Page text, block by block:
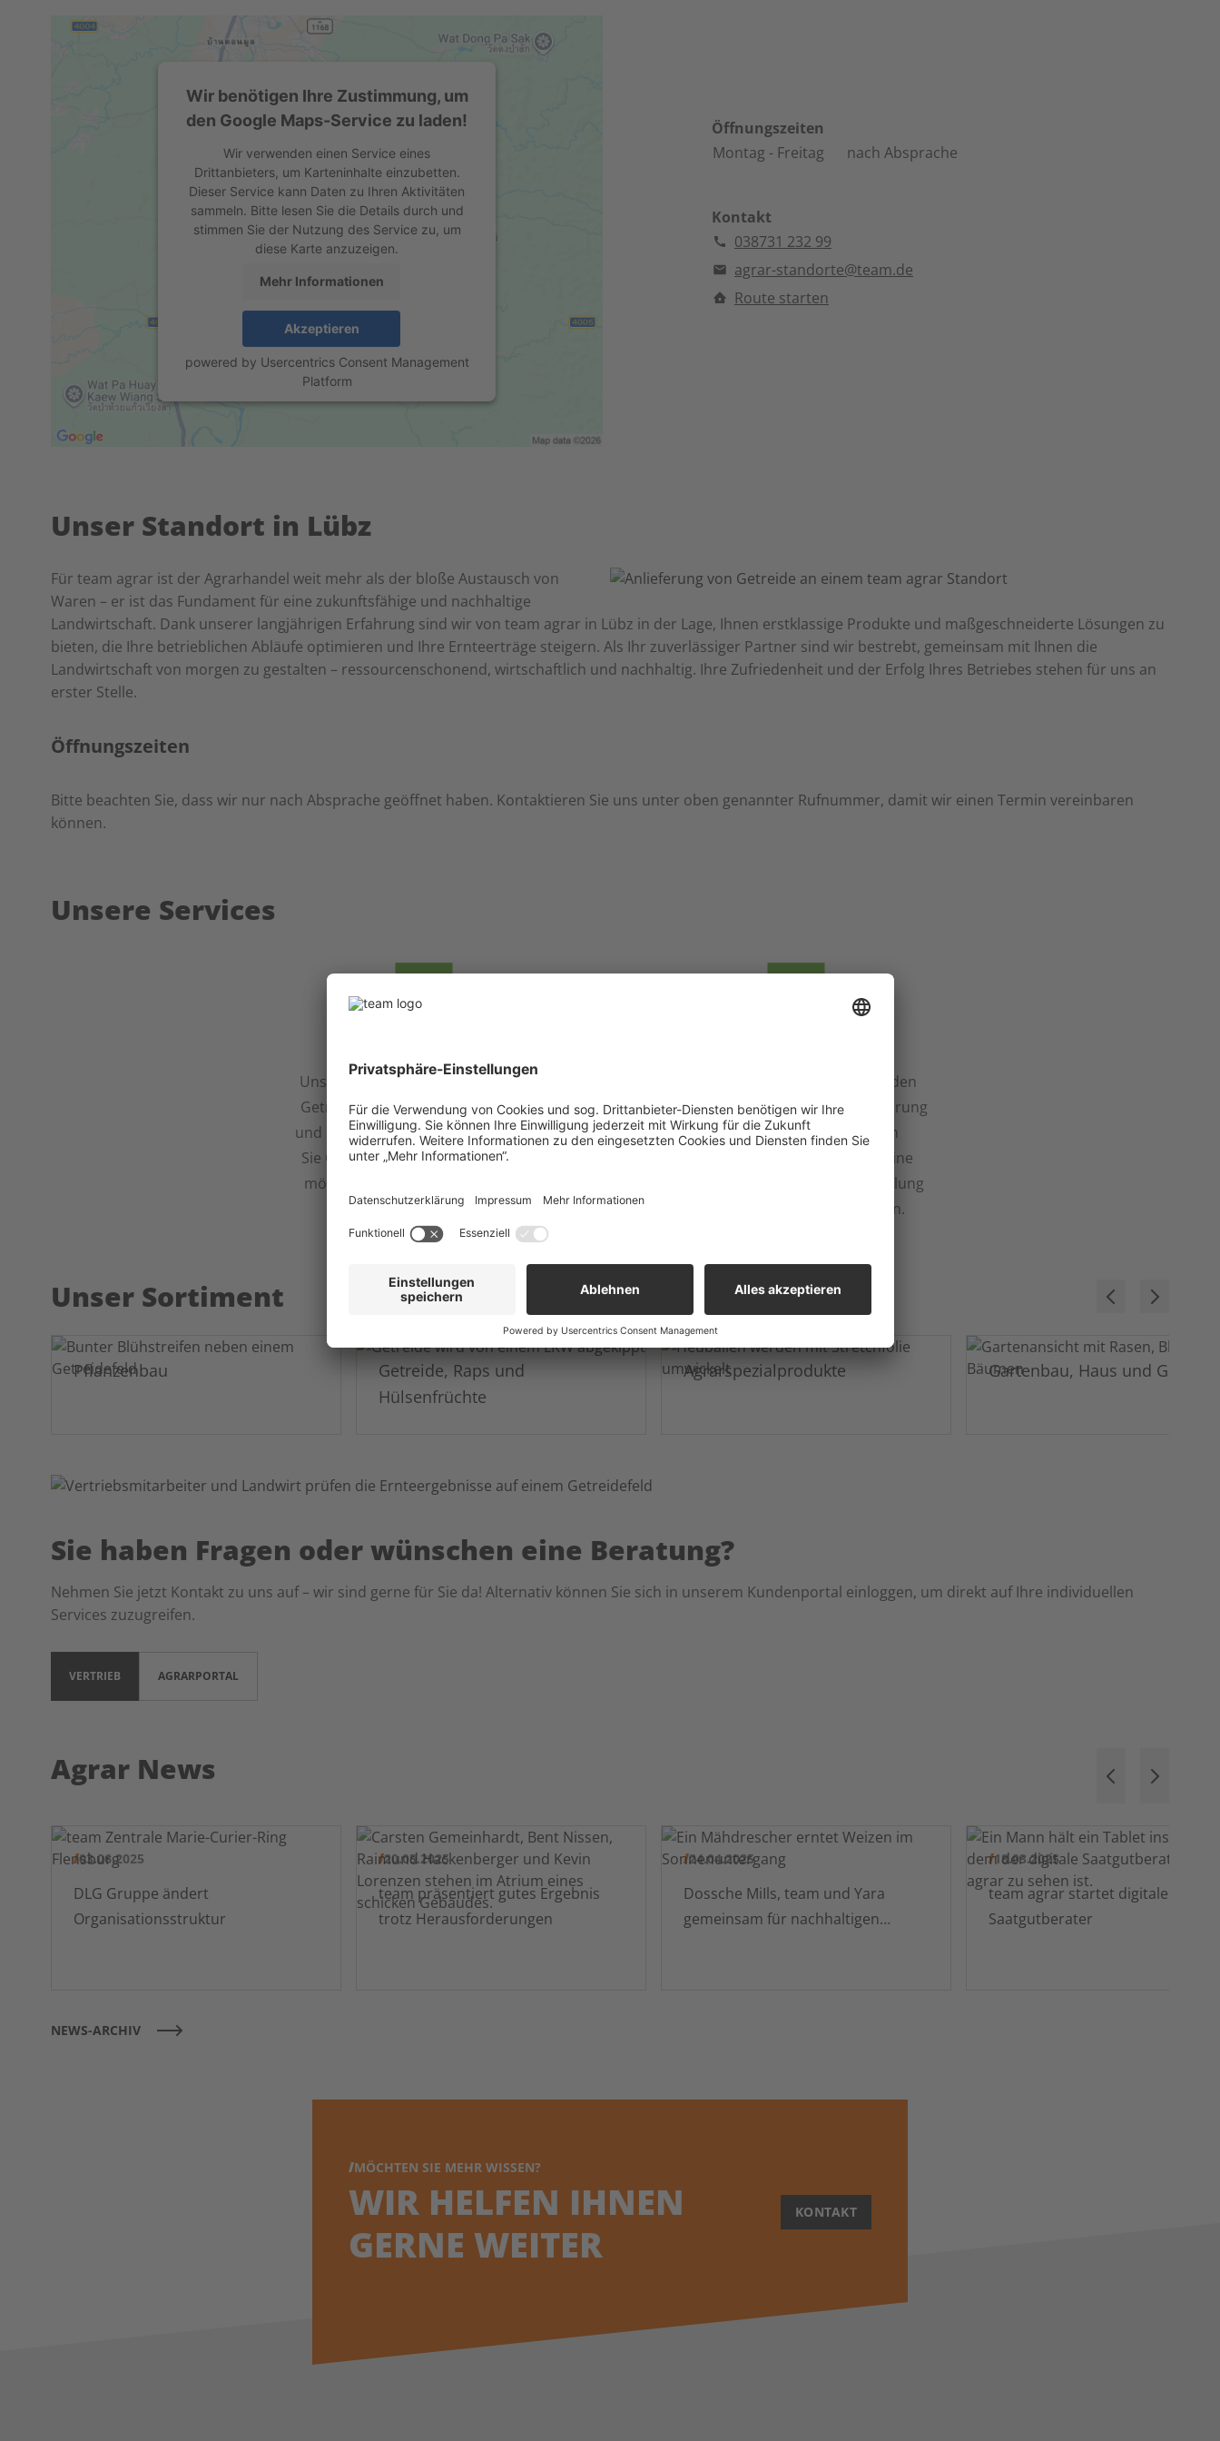
Wir benötigen Ihre Zustimmung, um
den Google Maps-Service zu laden!
Wir verwenden einen Service eines
Drittanbieters, um Karteninhalte einzubetten.
Dieser Service kann Daten zu Ihren Aktivitäten
sammeln. Bitte lesen Sie die Details durch und
stimmen Sie der Nutzung des Service zu, um
diese Karte anzuzeigen.
Mehr Informationen
Akzeptieren
powered by Usercentrics Consent Management
Platform
Öffnungszeiten
Montag - Freitag nach Absprache
Kontakt
038731 232 99
agrar-standorte@team.de
Route starten
Unser Standort in Lübz
Für team agrar ist der Agrarhandel weit mehr als der bloße Austausch von
Waren – er ist das Fundament für eine zukunftsfähige und nachhaltige
Landwirtschaft. Dank unserer langjährigen Erfahrung sind wir von team agrar in Lübz in der Lage, Ihnen erstklassige Produkte und maßgeschneiderte Lösungen zu
bieten, die Ihre betrieblichen Abläufe optimieren und Ihre Ernteerträge steigern. Als Ihr zuverlässiger Partner sind wir bestrebt, gemeinsam mit Ihnen die
Landwirtschaft von morgen zu gestalten – ressourcenschonend, wirtschaftlich und nachhaltig. Ihre Zufriedenheit und der Erfolg Ihres Betriebes stehen für uns an
erster Stelle.
Öffnungszeiten
Bitte beachten Sie, dass wir nur nach Absprache geöffnet haben. Kontaktieren Sie uns unter oben genannter Rufnummer, damit wir einen Termin vereinbaren
können.
Unsere Services
Unser Service für den Umschlag von
Getreide bietet Ihnen eine effiziente
und reibungslose Abwicklung, egal ob
Sie Getreide anliefern oder abholen
möchten. Vertrauen Sie auf unsere
Kompetenz!
Nutzen Sie unseren Service für den
Umschlag von Dünger! Ob Anlieferung
von Düngemitteln oder deren
Abholung – wir gewährleisten eine
schnelle und zuverlässige Abwicklung
sowie beste Lagerbedingungen.
Unser Sortiment
Pflanzenbau
Getreide, Raps und
Hülsenfrüchte
Agrarspezialprodukte Gartenbau, Haus und Garten
Sie haben Fragen oder wünschen eine Beratung?
Nehmen Sie jetzt Kontakt zu uns auf – wir sind gerne für Sie da! Alternativ können Sie sich in unserem Kundenportal einloggen, um direkt auf Ihre individuellen
Services zuzugreifen.
VERTRIEB AGRARPORTAL
Agrar News
03.06.2025
DLG Gruppe ändert
Organisationsstruktur
20.05.2025
team präsentiert gutes Ergebnis
trotz Herausforderungen
24.04.2025
Dossche MiIls, team und Yara
gemeinsam für nachhaltigen
18.03.2025
team agrar startet digitalen
Saatgutberater
NEWS-ARCHIV
MÖCHTEN SIE MEHR WISSEN?
WIR HELFEN IHNEN
GERNE WEITER
KONTAKT